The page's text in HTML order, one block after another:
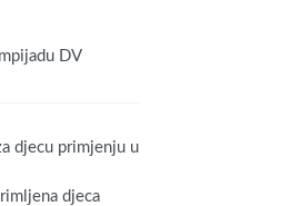
DV
djecu primjenju u
djeca